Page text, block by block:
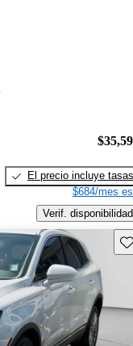
El precio incluye tasas
$684/mes
Verif. disponibilidad